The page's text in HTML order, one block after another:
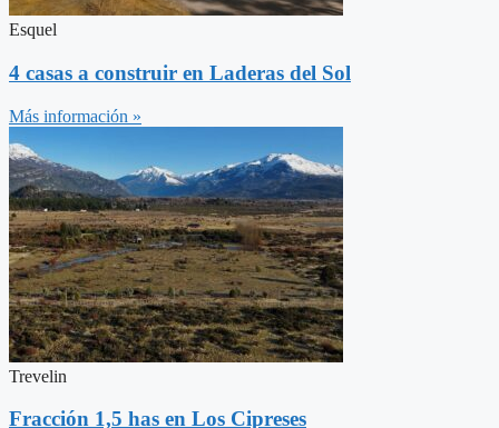
Esquel
4 casas a construir en Laderas del Sol
Más información »
Trevelin
Fracción 1,5 has en Los Cipreses